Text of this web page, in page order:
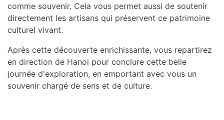
comme souvenir. Cela vous permet aussi de soutenir
directement les artisans qui préservent ce patrimoine
culturel vivant.
Après cette découverte enrichissante, vous repartirez
en direction de Hanoi pour conclure cette belle
journée d'exploration, en emportant avec vous un
souvenir chargé de sens et de culture.